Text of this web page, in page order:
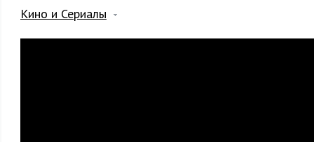
Кино и Сериалы